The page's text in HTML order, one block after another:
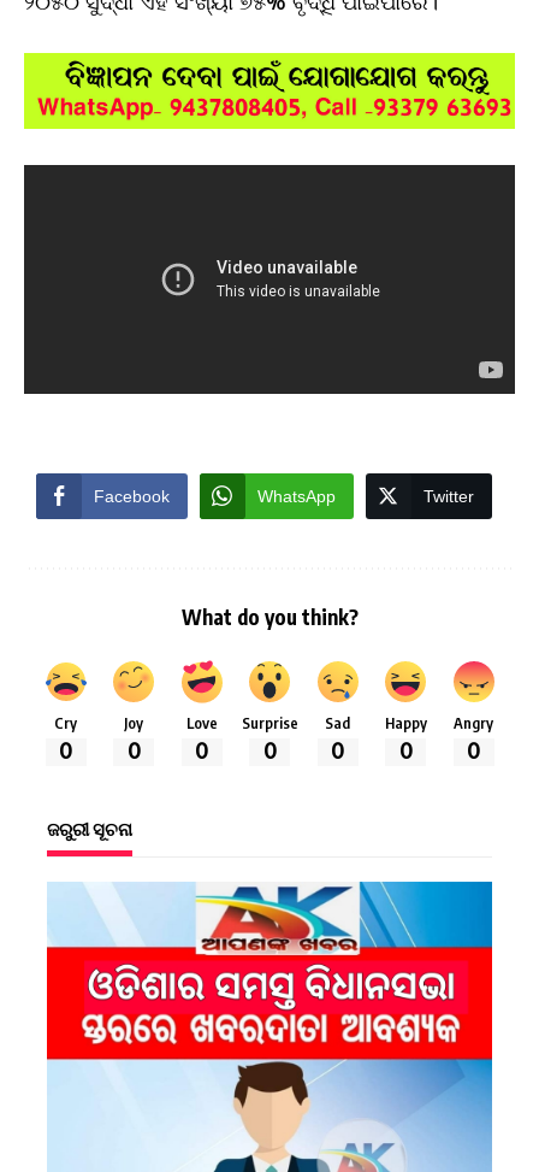
Facebook WhatsApp Twitter
What do you think?
Cry
0
Joy
0
Love
0
Surprise
0
Sad
0
Happy
0
Angry
0
ଜରୁରୀ ସୂଚନା